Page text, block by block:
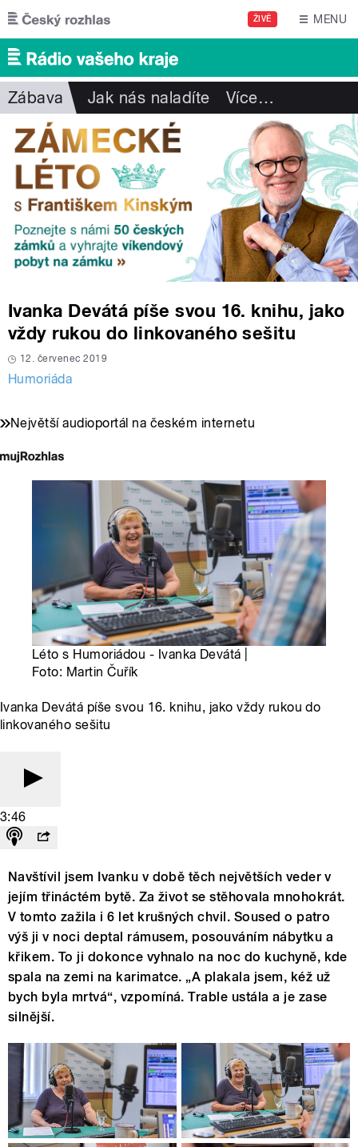
Přejít k hlavnímu obsahu
ŽIVĚ MENU
Zábava Jak nás naladíte Více…
Ivanka Devátá píše svou 16. knihu, jako
vždy rukou do linkovaného sešitu
12. červenec 2019
Humoriáda
Největší audioportál na českém internetu
Léto s Humoriádou - Ivanka Devátá |
Foto: Martin Čuřík
Ivanka Devátá píše svou 16. knihu, jako vždy rukou do
linkovaného sešitu
3:46
Navštívil jsem Ivanku v době těch největších veder v
jejím třináctém bytě. Za život se stěhovala mnohokrát.
V tomto zažila i 6 let krušných chvil. Soused o patro
výš ji v noci deptal rámusem, posouváním nábytku a
křikem. To ji dokonce vyhnalo na noc do kuchyně, kde
spala na zemi na karimatce. „A plakala jsem, kéž už
bych byla mrtvá“, vzpomíná. Trable ustála a je zase
silnější.